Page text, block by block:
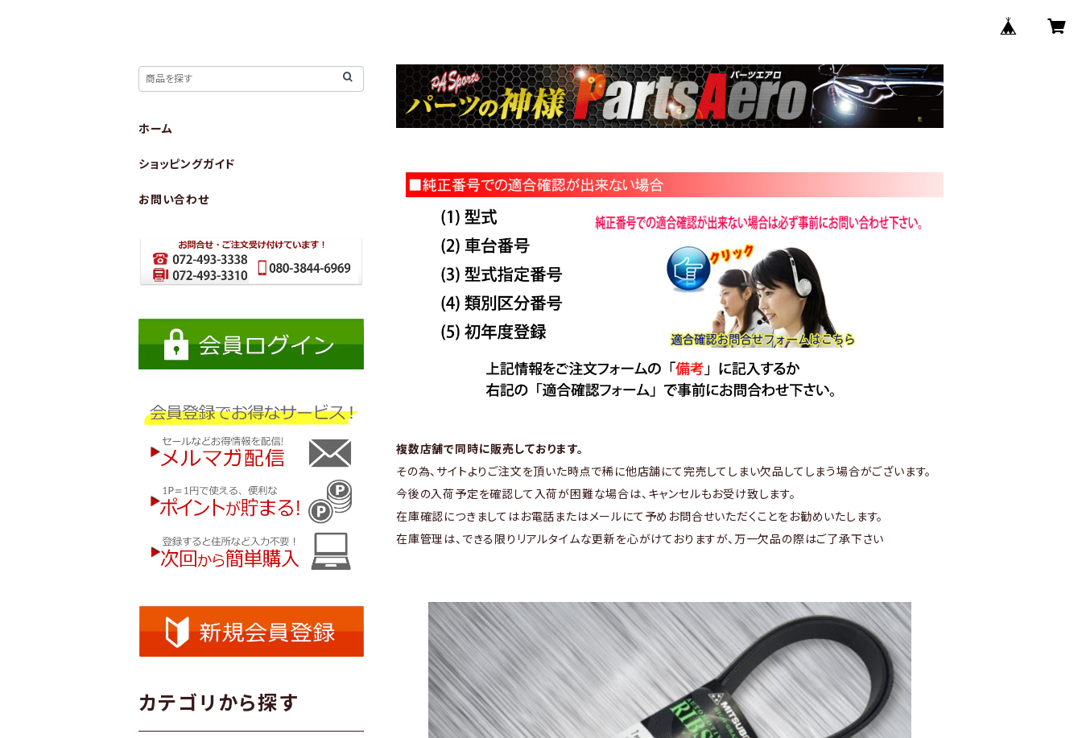
複数店舗で同時に販売しております。
その為、サイトよりご注文を頂いた時点で稀に他店舗にて完売してしまい欠品してしまう場合がございます。
今後の入荷予定を確認して入荷が困難な場合は、キャンセルもお受け致します。
在庫確認につきましてはお電話またはメールにて予めお問合せいただくことをお勧めいたします。
在庫管理は、できる限りリアルタイムな更新を心がけておりますが、万一欠品の際はご了承下さい
ホーム
ショッピングガイド
お問い合わせ
カテゴリから探す